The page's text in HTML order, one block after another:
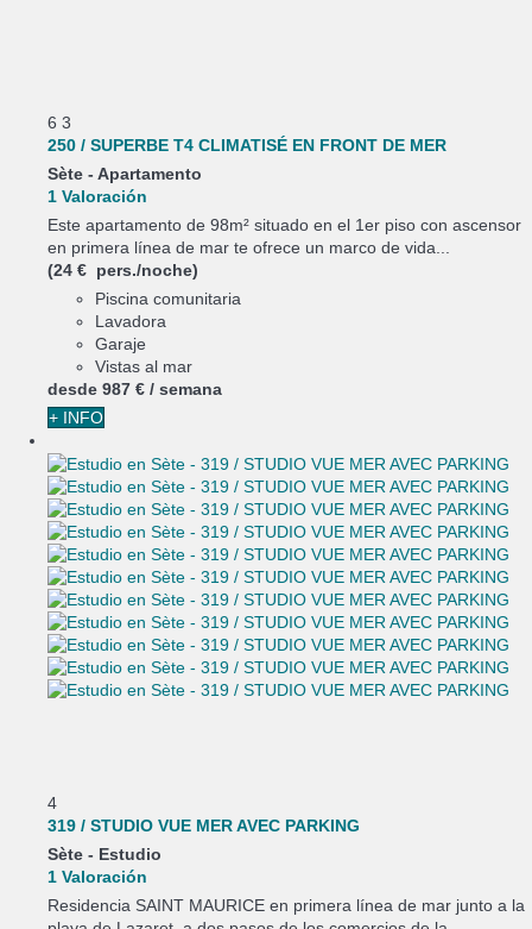
6 3
250 / SUPERBE T4 CLIMATISÉ EN FRONT DE MER
Sète - Apartamento
1 Valoración
Este apartamento de 98m² situado en el 1er piso con ascensor
en primera línea de mar te ofrece un marco de vida...
(24 € pers./noche)
Piscina comunitaria
Lavadora
Garaje
Vistas al mar
desde 987 € / semana
+ INFO
4
319 / STUDIO VUE MER AVEC PARKING
Sète - Estudio
1 Valoración
Residencia SAINT MAURICE en primera línea de mar junto a la